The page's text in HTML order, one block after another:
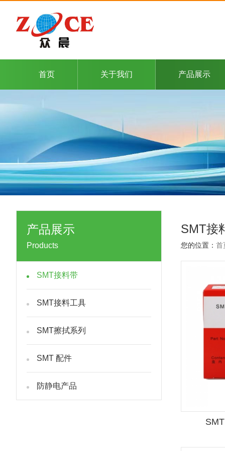
首页 关于我们 产品展示
产品展示
Products
SMT接料带
SMT接料工具
SMT擦拭系列
SMT 配件
防静电产品
SMT接
您的位置： 首